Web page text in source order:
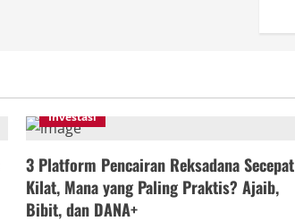
Investasi
3 Platform Pencairan Reksadana Secepat
Kilat, Mana yang Paling Praktis? Ajaib,
Bibit, dan DANA+